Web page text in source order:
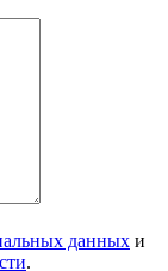
данных и
.